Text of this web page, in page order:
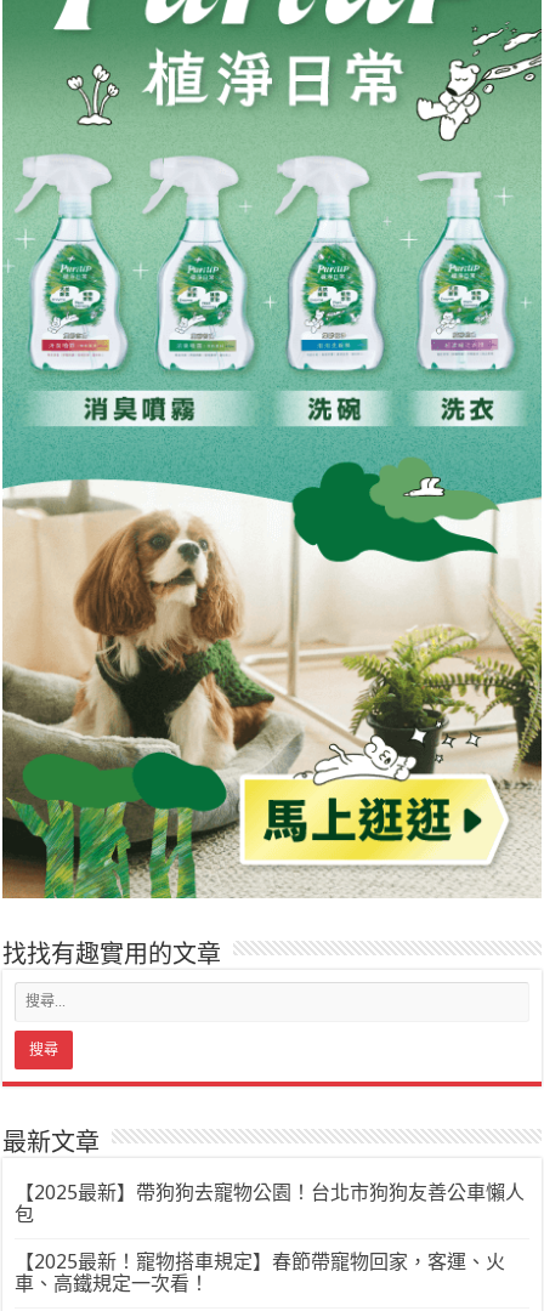
找找有趣實用的文章
最新文章
【2025最新】帶狗狗去寵物公園！台北市狗狗友善公車懶人
包
【2025最新！寵物搭車規定】春節帶寵物回家，客運、火
車、高鐵規定一次看！